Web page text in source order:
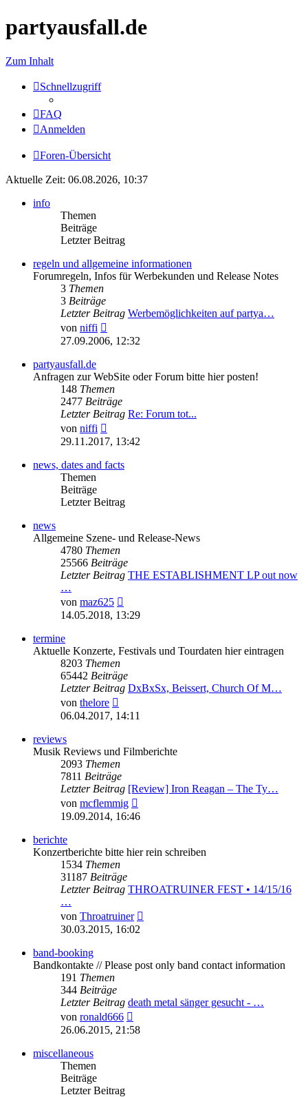
partyausfall.de
Zum Inhalt
Schnellzugriff
FAQ
Anmelden
Foren-Übersicht
Aktuelle Zeit: 06.08.2026, 10:37
info
Themen
Beiträge
Letzter Beitrag
regeln und allgemeine informationen
Forumregeln, Infos für Werbekunden und Release Notes
3 Themen
3 Beiträge
Letzter Beitrag Werbemöglichkeiten auf partya…
von niffi
Beitrag
27.09.2006, 12:32
partyausfall.de
Anfragen zur WebSite oder Forum bitte hier posten!
148 Themen
2477 Beiträge
Letzter Beitrag Re: Forum tot...
von niffi
Beitrag
29.11.2017, 13:42
news, dates and facts
Themen
Beiträge
Letzter Beitrag
news
Allgemeine Szene- und Release-News
4780 Themen
25566 Beiträge
Letzter Beitrag THE ESTABLISHMENT LP out now
…
von maz625
Beitrag
14.05.2018, 13:29
termine
Aktuelle Konzerte, Festivals und Tourdaten hier eintragen
8203 Themen
65442 Beiträge
Letzter Beitrag DxBxSx, Beissert, Church Of M…
von thelore
Beitrag
06.04.2017, 14:11
reviews
Musik Reviews und Filmberichte
2093 Themen
7811 Beiträge
Letzter Beitrag [Review] Iron Reagan – The Ty…
von mcflemmig
Beitrag
19.09.2014, 16:46
berichte
Konzertberichte bitte hier rein schreiben
1534 Themen
31187 Beiträge
Letzter Beitrag THROATRUINER FEST • 14/15/16
…
von Throatruiner
30.03.2015, 16:02
band-booking
Bandkontakte // Please post only band contact information
191 Themen
344 Beiträge
Letzter Beitrag death metal sänger gesucht - …
von ronald666
Beitrag
26.06.2015, 21:58
miscellaneous
Themen
Beiträge
Letzter Beitrag